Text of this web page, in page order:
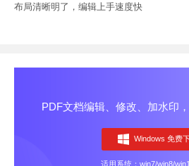
布局清晰明了，编辑上手速度快
PDF文档编辑、修改、加水印
Windows 免费
适用系统：win7/win8/